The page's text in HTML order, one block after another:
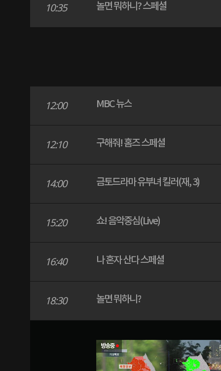
10:35 놀면 뭐하니? 스페셜
12:00 MBC 뉴스
12:10 구해줘! 홈즈 스페셜
14:00 금토드라마 유부녀 킬러(재, 3)
15:20 쇼! 음악중심(Live)
16:40 나 혼자 산다 스페셜
18:30 놀면 뭐하니?
방송중